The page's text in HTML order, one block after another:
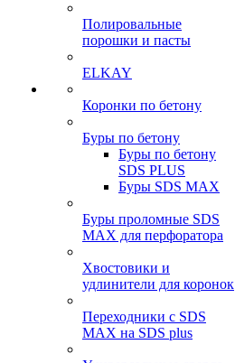
Полировальные
порошки и пасты
ELKAY
Коронки по бетону
Буры по бетону
Буры по бетону
SDS PLUS
Буры SDS MAX
Буры проломные SDS
MAX для перфоратора
Хвостовики и
удлинители для коронок
Переходники с SDS
MAX на SDS plus